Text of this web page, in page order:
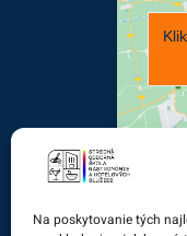
Na poskytovanie tých